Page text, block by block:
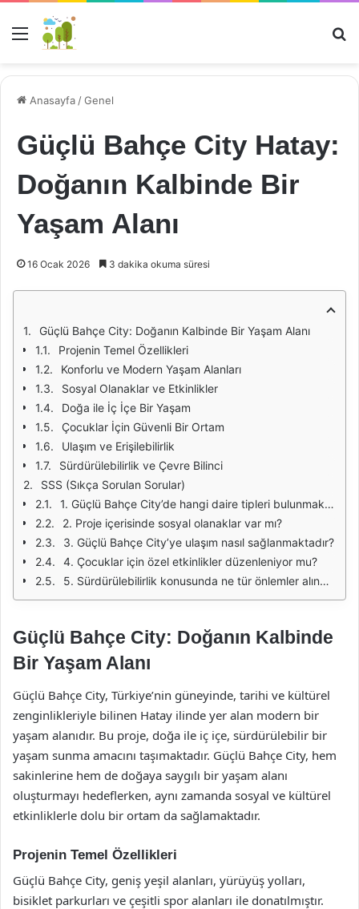
Menü
Anasayfa /Genel
Güçlü Bahçe City Hatay:
Doğanın Kalbinde Bir
Yaşam Alanı
16 Ocak 2026 3 dakika okuma süresi
Güçlü Bahçe City: Doğanın Kalbinde Bir Yaşam Alanı
Projenin Temel Özellikleri
Konforlu ve Modern Yaşam Alanları
Sosyal Olanaklar ve Etkinlikler
Doğa ile İç İçe Bir Yaşam
Çocuklar İçin Güvenli Bir Ortam
Ulaşım ve Erişilebilirlik
Sürdürülebilirlik ve Çevre Bilinci
SSS (Sıkça Sorulan Sorular)
1. Güçlü Bahçe City’de hangi daire tipleri bulunmaktadır?
2. Proje içerisinde sosyal olanaklar var mı?
3. Güçlü Bahçe City’ye ulaşım nasıl sağlanmaktadır?
4. Çocuklar için özel etkinlikler düzenleniyor mu?
5. Sürdürülebilirlik konusunda ne tür önlemler alınmaktadır?
Güçlü Bahçe City: Doğanın Kalbinde
Bir Yaşam Alanı
Güçlü Bahçe City, Türkiye’nin güneyinde, tarihi ve kültürel
zenginlikleriyle bilinen Hatay ilinde yer alan modern bir
yaşam alanıdır. Bu proje, doğa ile iç içe, sürdürülebilir bir
yaşam sunma amacını taşımaktadır. Güçlü Bahçe City, hem
sakinlerine hem de doğaya saygılı bir yaşam alanı
oluşturmayı hedeflerken, aynı zamanda sosyal ve kültürel
etkinliklerle dolu bir ortam da sağlamaktadır.
Projenin Temel Özellikleri
Güçlü Bahçe City, geniş yeşil alanları, yürüyüş yolları,
bisiklet parkurları ve çeşitli spor alanları ile donatılmıştır.